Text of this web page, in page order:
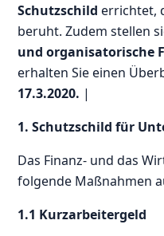
Schutzschilderrichtet,
beruht. Zudem stellen
und organisatorische
erhalten Sie einen
17.3.2020. |
1. Schutzschild für
Das Finanz- und das
folgende Maßnahmen
1.1 Kurzarbeitergeld